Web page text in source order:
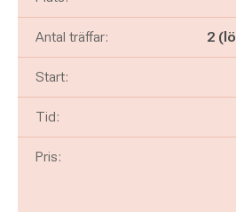
Antal träffar: 2
Start:
Tid:
Pris: